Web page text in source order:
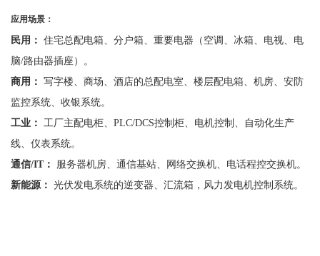
应用场景：
民用： 住宅总配电箱、分户箱、重要电器（空调、冰箱、电视、电
脑/路由器插座）。
商用： 写字楼、商场、酒店的总配电室、楼层配电箱、机房、安防
监控系统、 收银系统。
工业：
工厂主配电柜、 PLC/DCS控制柜、电机控制、自动化生产
线、仪表系统。
通信/IT：
服务器机房、通信基站、网络交换机、电话程控交换机。
新能源： 光伏发电系统的逆变器、汇流箱，风力发电机控制系统。